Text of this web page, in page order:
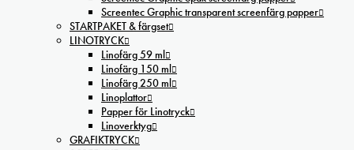
Screentec Graphic transparent screenfärg papper
STARTPAKET & färgset
LINOTRYCK
Linofärg 59 ml
Linofärg 150 ml
Linofärg 250 ml
Linoplattor
Papper för Linotryck
Linoverktyg
GRAFIKTRYCK